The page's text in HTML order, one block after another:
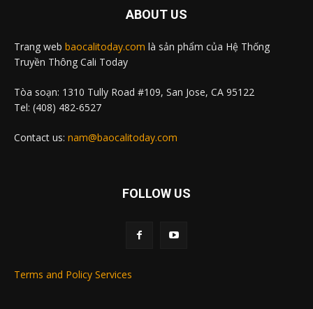
ABOUT US
Trang web baocalitoday.com là sản phẩm của Hệ Thống
Truyền Thông Cali Today
Tòa soạn: 1310 Tully Road #109, San Jose, CA 95122
Tel: (408) 482-6527
Contact us: nam@baocalitoday.com
FOLLOW US
Terms and Policy Services